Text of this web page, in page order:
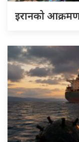
इरानको